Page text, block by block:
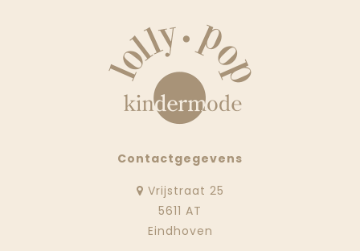
Contactgegevens
Vrijstraat 25
5611 AT
Eindhoven